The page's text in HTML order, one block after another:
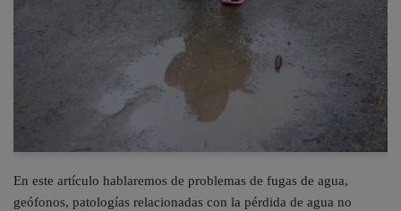
En este artículo hablaremos de problemas de fugas de agua,
geófonos, patologías relacionadas con la pérdida de agua no